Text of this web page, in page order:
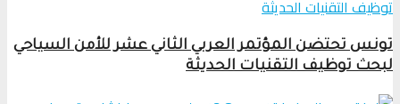
تونس تحتضن المؤتمر العربي الثاني عشر للأمن السياحي
لبحث توظيف التقنيات الحديثة